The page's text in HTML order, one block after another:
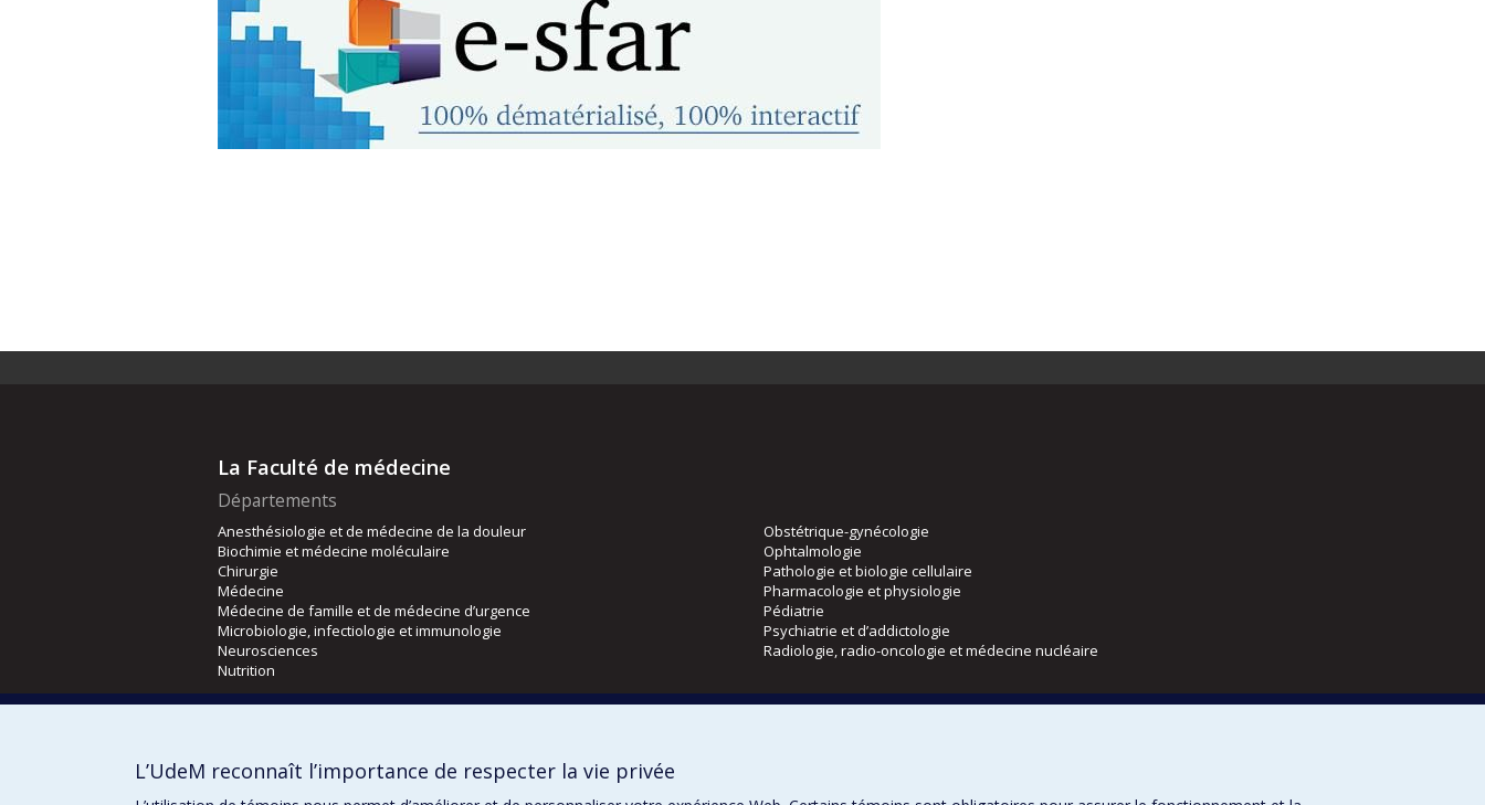
La Faculté de médecine
Départements
Anesthésiologie et de médecine de la douleur
Biochimie et médecine moléculaire
Chirurgie
Médecine
Médecine de famille et de médecine d’urgence
Microbiologie, infectiologie et immunologie
Neurosciences
Nutrition
Obstétrique-gynécologie
Ophtalmologie
Pathologie et biologie cellulaire
Pharmacologie et physiologie
Pédiatrie
Psychiatrie et d’addictologie
Radiologie, radio-oncologie et médecine nucléaire
Orthophonie et audiologie
L’UdeM reconnaît l’importance de respecter la vie privée